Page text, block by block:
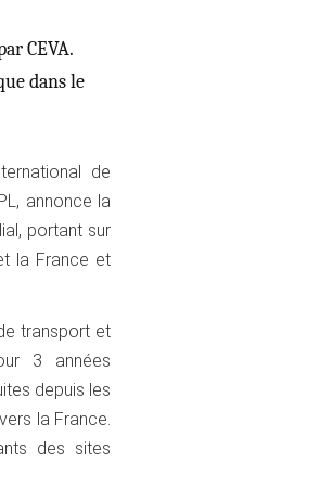
CEVA.
dans le
de
annonce la
portant sur
la France et
transport et
3 années
depuis les
la France.
des sites